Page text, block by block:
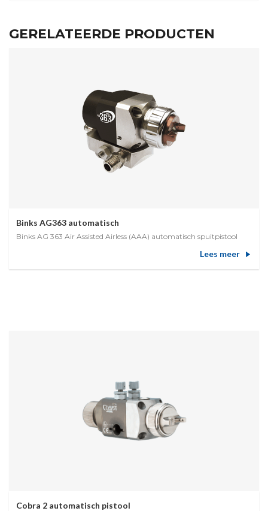
GERELATEERDE PRODUCTEN
Binks AG363 automatisch
Binks AG 363 Air Assisted Airless (AAA) automatisch spuitpistool
Lees meer
Cobra 2 automatisch pistool